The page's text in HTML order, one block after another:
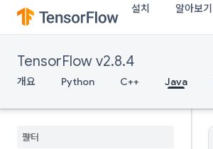
설치 알아보기
TensorFlow v2.8.4
개요 Python C++ Java
TensorArrayClose
TensorArrayConcat
TensorArrayGrad
TensorArrayGradWithShape
TensorArrayRead